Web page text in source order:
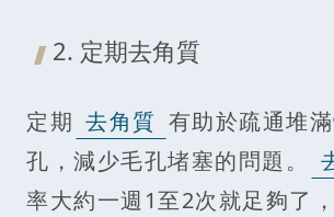
2. 定期去角質
定期 去角質 有助於疏通堆
孔，減少毛孔堵塞的問題。
率大約一週1至2次就足夠了